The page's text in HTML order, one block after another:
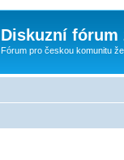
Diskuzní fórum
Fórum pro českou komunitu